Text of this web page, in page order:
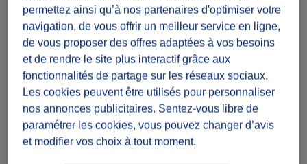
Particulier
Passe à l'action relève ou lance des défis
solidaires.
Inscris-toi
permettez ainsi qu’à nos partenaires d'optimiser votre
navigation, de vous offrir un meilleur service en ligne,
de vous proposer des offres adaptées à vos besoins
et de rendre le site plus interactif grâce aux
fonctionnalités de partage sur les réseaux sociaux.
Les cookies peuvent être utilisés pour personnaliser
nos annonces publicitaires. Sentez-vous libre de
paramétrer les cookies, vous pouvez changer d’avis
et modifier vos choix à tout moment.